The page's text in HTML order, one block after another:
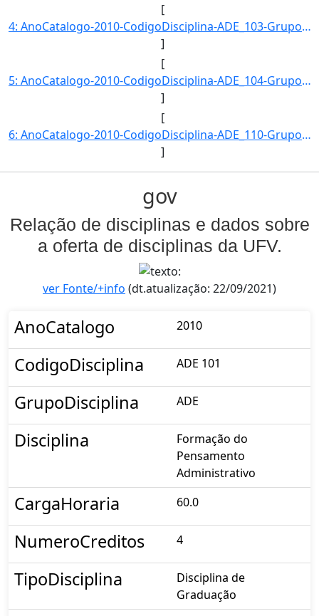
[
4: AnoCatalogo-2010-CodigoDisciplina-ADE_103-GrupoDisciplina-ADE-Disciplina-Teoria_Geral_da_Administrac]
]
[
5: AnoCatalogo-2010-CodigoDisciplina-ADE_104-GrupoDisciplina-ADE-Disciplina-Teoria_Geral_da_Administrac]
]
[
6: AnoCatalogo-2010-CodigoDisciplina-ADE_110-GrupoDisciplina-ADE-Disciplina-Contabilidade_Geral-CargaHo]
]
gov
Relação de disciplinas e dados sobre
a oferta de disciplinas da UFV.
ver Fonte/+info (dt.atualização: 22/09/2021)
AnoCatalogo 2010
CodigoDisciplina ADE 101
GrupoDisciplina ADE
Disciplina
Formação do
Pensamento
Administrativo
CargaHoraria 60.0
NumeroCreditos 4
TipoDisciplina
Disciplina de
Graduação